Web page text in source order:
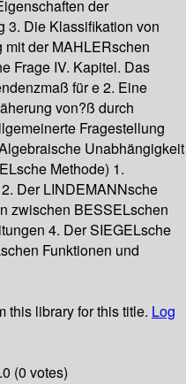
der
3. Die Klassifikation von
mit der MAHLERschen
Frage IV. Kapitel. Das
für e 2. Eine
von?ß durch
Fragestellung
Unabhängigkeit
Methode) 1.
Der LINDEMANNsche
zwischen BESSELschen
4. Der SIEGELsche
Funktionen und
this library for this title. Log
(0 votes)